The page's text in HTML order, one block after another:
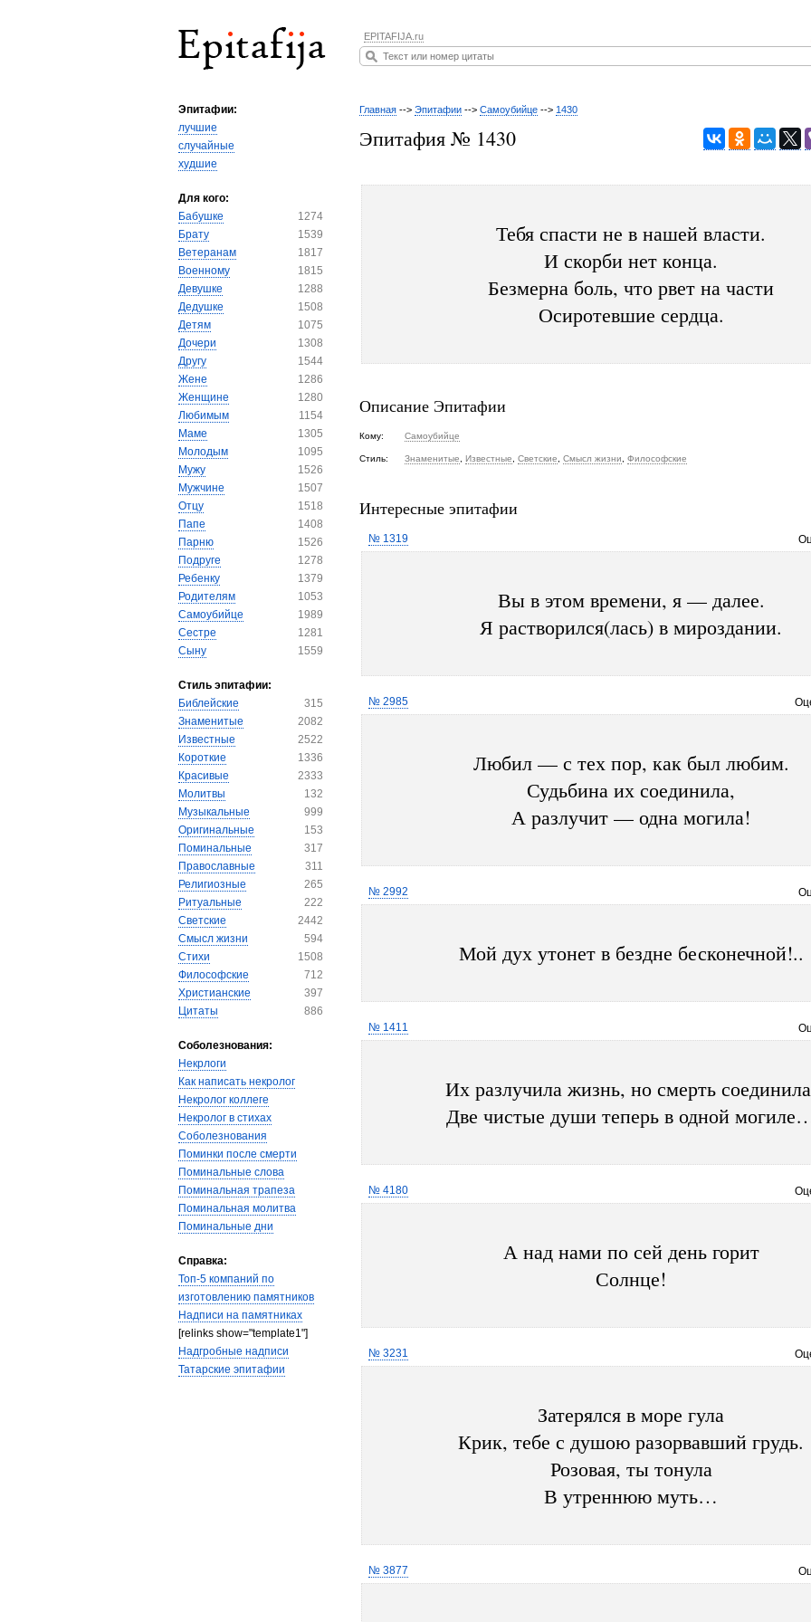
EPITAFIJA.ru
Эпитафии:
лучшие
случайные
худшие
Для кого:
Бабушке
1274
Брату
1539
Ветеранам
1817
Военному
1815
Девушке
1288
Дедушке
1508
Детям
1075
Дочери
1308
Другу
1544
Жене
1286
Женщине
1280
Любимым
1154
Маме
1305
Молодым
1095
Мужу
1526
Мужчине
1507
Отцу
1518
Папе
1408
Парню
1526
Подруге
1278
Ребенку
1379
Родителям
1053
Самоубийце
1989
Сестре
1281
Сыну
1559
Стиль эпитафии:
Библейские
315
Знаменитые
2082
Известные
2522
Короткие
1336
Красивые
2333
Молитвы
132
Музыкальные
999
Оригинальные
153
Поминальные
317
Православные
311
Религиозные
265
Ритуальные
222
Светские
2442
Смысл жизни
594
Стихи
1508
Философские
712
Христианские
397
Цитаты
886
Соболезнования:
Некрлоги
Как написать некролог
Некролог коллеге
Некролог в стихах
Соболезнования
Поминки после смерти
Поминальные слова
Поминальная трапеза
Поминальная молитва
Поминальные дни
Справка:
Топ-5 компаний по
изготовлению памятников
Надписи на памятниках
[relinks show="template1"]
Надгробные надписи
Татарские эпитафии
Главная --> Эпитафии --> Самоубийце --> 1430
Эпитафия № 1430
Тебя спасти не в нашей власти.
И скорби нет конца.
Безмерна боль, что рвет на части
Осиротевшие сердца.
Описание Эпитафии
Кому: Самоубийце
Стиль: Знаменитые Известные Светские Смысл жизни Философские
Интересные эпитафии
№ 1319
Вы в этом времени, я — далее.
Я растворился(лась) в мироздании.
№ 2985
Любил — с тех пор, как был любим.
Судьбина их соединила,
А разлучит — одна могила!
№ 2992
Мой дух утонет в бездне бесконечной!..
№ 1411
Их разлучила жизнь, но смерть
Две чистые души теперь в одной
№ 4180
А над нами по сей день горит
Солнце!
№ 3231
Затерялся в море гула
Крик, тебе с душою разорвавший грудь.
Розовая, ты тонула
В утреннюю муть…
№ 3877